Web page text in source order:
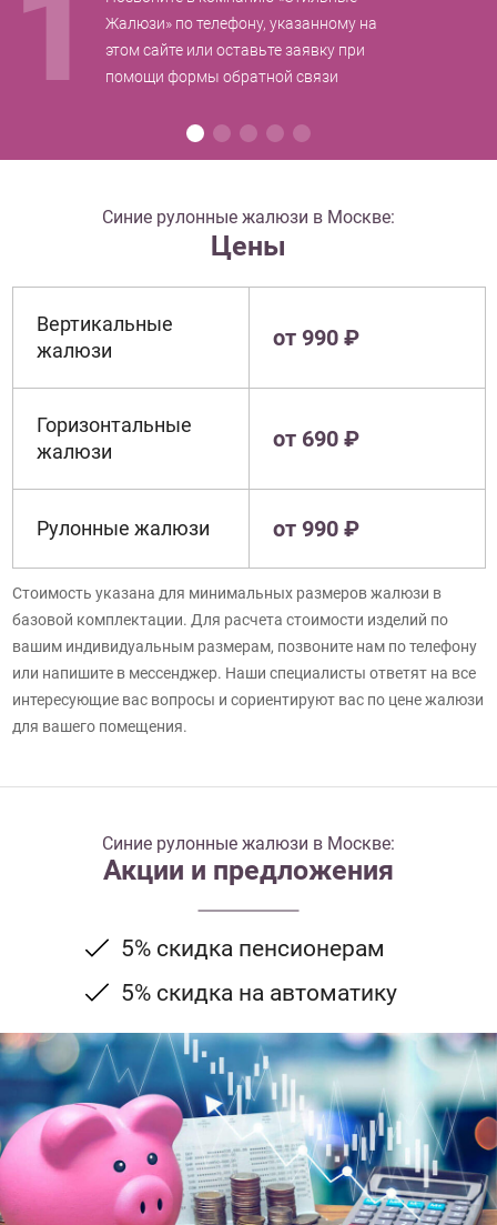
Жалюзи» по телефону, указанному на
этом сайте или оставьте заявку при
помощи формы обратной связи
Синие рулонные жалюзи в Москве:
Цены
Вертикальные
жалюзи
от 990 ₽
Горизонтальные
жалюзи
от 690 ₽
Рулонные жалюзи от 990 ₽
Стоимость указана для минимальных размеров жалюзи в
базовой комплектации. Для расчета стоимости изделий по
вашим индивидуальным размерам, позвоните нам по телефону
или напишите в мессенджер. Наши специалисты ответят на все
интересующие вас вопросы и сориентируют вас по цене жалюзи
для вашего помещения.
Синие рулонные жалюзи в Москве:
Акции и предложения
5% скидка пенсионерам
5% скидка на автоматику